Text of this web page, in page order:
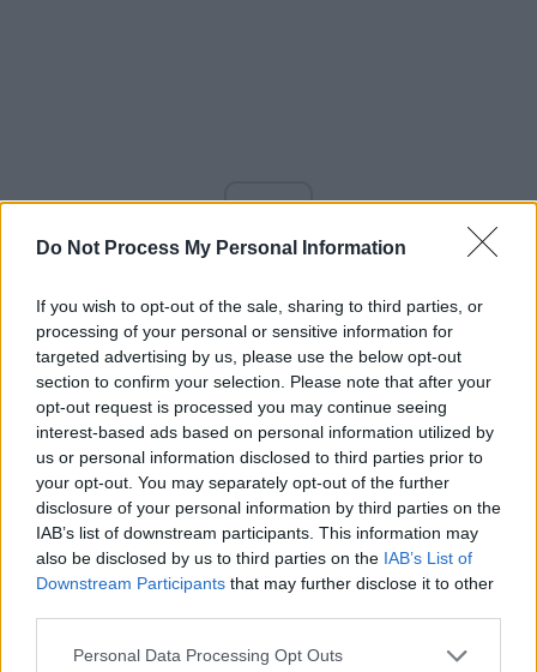
Do Not Process My Personal Information
If you wish to opt-out of the sale, sharing to third parties, or
processing of your personal or sensitive information for
targeted advertising by us, please use the below opt-out
section to confirm your selection. Please note that after your
opt-out request is processed you may continue seeing
interest-based ads based on personal information utilized by
us or personal information disclosed to third parties prior to
your opt-out. You may separately opt-out of the further
disclosure of your personal information by third parties on the
IAB’s list of downstream participants. This information may
also be disclosed by us to third parties on the IAB’s List of
Downstream Participants that may further disclose it to other
Personal Data Processing Opt Outs
ad
*Fost consilier
prezidențial: Valer
Dorneanu e dirijat de
„o putere străină”!